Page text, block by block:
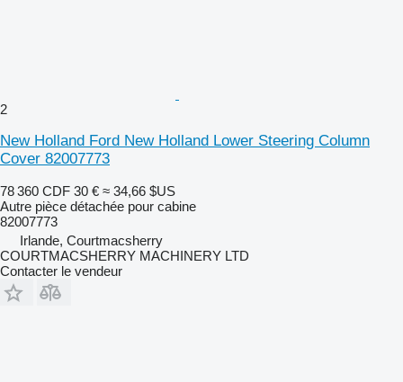
2
New Holland Ford New Holland Lower Steering Column
Cover 82007773
78 360 CDF 30 € ≈ 34,66 $US
Autre pièce détachée pour cabine
82007773
Irlande, Courtmacsherry
COURTMACSHERRY MACHINERY LTD
Contacter le vendeur